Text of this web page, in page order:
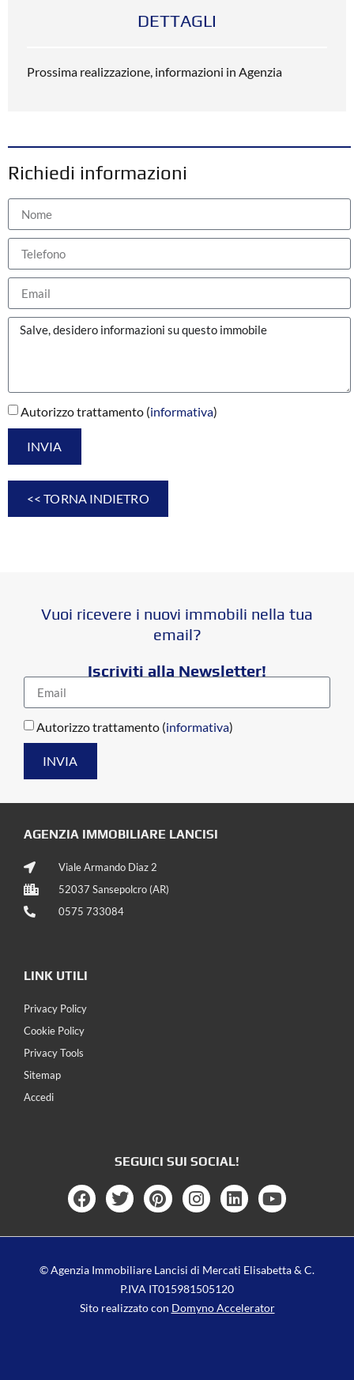
DETTAGLI
Prossima realizzazione, informazioni in Agenzia
Richiedi informazioni
Autorizzo trattamento (informativa)
INVIA
<< TORNA INDIETRO
Vuoi ricevere i nuovi immobili nella tua
email?
Iscriviti alla Newsletter!
Autorizzo trattamento (informativa)
INVIA
AGENZIA IMMOBILIARE LANCISI
Viale Armando Diaz 2
52037 Sansepolcro (AR)
0575 733084
LINK UTILI
Privacy Policy
Cookie Policy
Privacy Tools
Sitemap
Accedi
SEGUICI SUI SOCIAL!
© Agenzia Immobiliare Lancisi di Mercati Elisabetta & C.
P.IVA IT015981505120
Sito realizzato con Domyno Accelerator